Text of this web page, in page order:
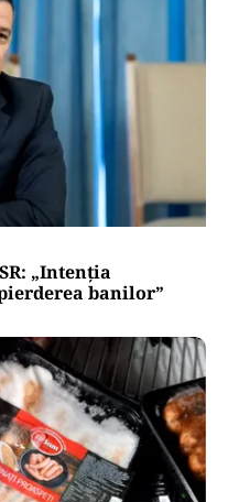
menține estimarea
de 0,1% în 2026
expun
român: ANP
Ce ascund
și cine răspunde
IT a instituțiilor